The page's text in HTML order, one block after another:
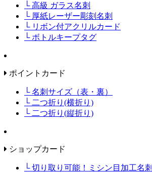
└ 高級 ガラス名刺
└ 厚紙レーザー彫刻名刺
└ リボン付アクリルカード
└ ボトルキープタグ
ポイントカード
└ 名刺サイズ（表・裏）
└ 二つ折り(横折り)
└ 二つ折り(縦折り)
ショップカード
└ 切り取り可能！ミシン目加工名刺